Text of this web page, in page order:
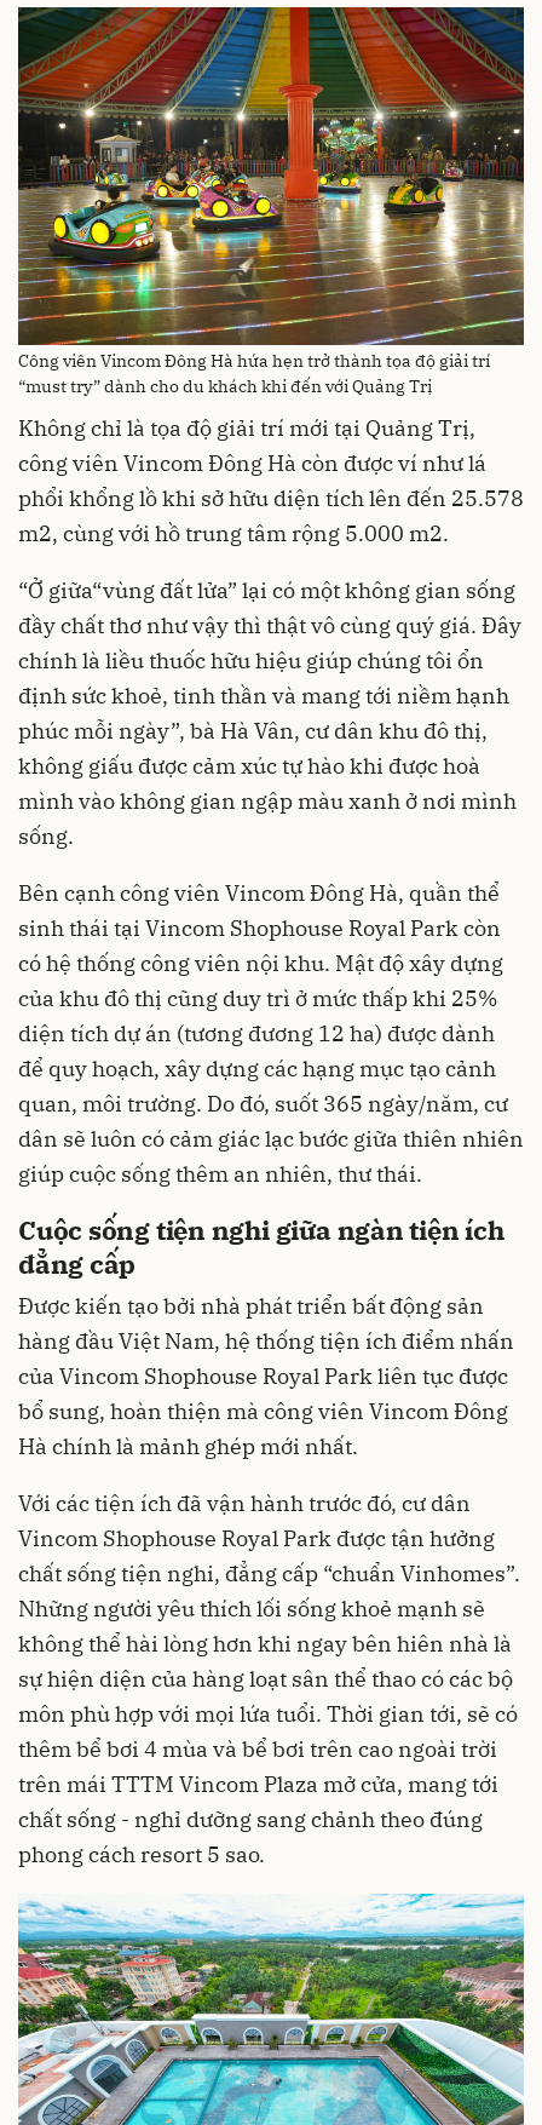
Công viên Vincom Đông Hà hứa hẹn trở thành tọa độ giải trí
“must try” dành cho du khách khi đến với Quảng Trị
Không chỉ là tọa độ giải trí mới tại Quảng Trị,
công viên Vincom Đông Hà còn được ví như lá
phổi khổng lồ khi sở hữu diện tích lên đến 25.578
m2, cùng với hồ trung tâm rộng 5.000 m2.
“Ở giữa“vùng đất lửa” lại có một không gian sống
đầy chất thơ như vậy thì thật vô cùng quý giá. Đây
chính là liều thuốc hữu hiệu giúp chúng tôi ổn
định sức khoẻ, tinh thần và mang tới niềm hạnh
phúc mỗi ngày”, bà Hà Vân, cư dân khu đô thị,
không giấu được cảm xúc tự hào khi được hoà
mình vào không gian ngập màu xanh ở nơi mình
sống.
Bên cạnh công viên Vincom Đông Hà, quần thể
sinh thái tại Vincom Shophouse Royal Park còn
có hệ thống công viên nội khu. Mật độ xây dựng
của khu đô thị cũng duy trì ở mức thấp khi 25%
diện tích dự án (tương đương 12 ha) được dành
để quy hoạch, xây dựng các hạng mục tạo cảnh
quan, môi trường. Do đó, suốt 365 ngày/năm, cư
dân sẽ luôn có cảm giác lạc bước giữa thiên nhiên
giúp cuộc sống thêm an nhiên, thư thái.
Cuộc sống tiện nghi giữa ngàn tiện ích
đẳng cấp
Được kiến tạo bởi nhà phát triển bất động sản
hàng đầu Việt Nam, hệ thống tiện ích điểm nhấn
của Vincom Shophouse Royal Park liên tục được
bổ sung, hoàn thiện mà công viên Vincom Đông
Hà chính là mảnh ghép mới nhất.
Với các tiện ích đã vận hành trước đó, cư dân
Vincom Shophouse Royal Park được tận hưởng
chất sống tiện nghi, đẳng cấp “chuẩn Vinhomes”.
Những người yêu thích lối sống khoẻ mạnh sẽ
không thể hài lòng hơn khi ngay bên hiên nhà là
sự hiện diện của hàng loạt sân thể thao có các bộ
môn phù hợp với mọi lứa tuổi. Thời gian tới, sẽ có
thêm bể bơi 4 mùa và bể bơi trên cao ngoài trời
trên mái TTTM Vincom Plaza mở cửa, mang tới
chất sống - nghỉ dưỡng sang chảnh theo đúng
phong cách resort 5 sao.